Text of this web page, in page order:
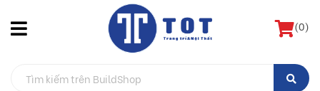
(0)